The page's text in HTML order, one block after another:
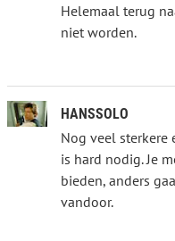
Helemaal terug
niet worden.
HANSSOLO
Nog veel
is hard nodig. Je
bieden, anders
vandoor.